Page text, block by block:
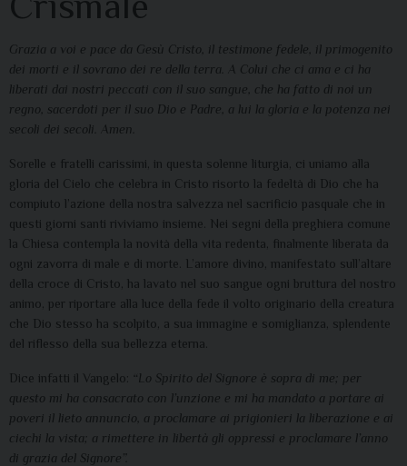
Grazia a voi e pace da Gesù Cristo, il testimone fedele, il primogenito
dei morti e il sovrano dei re della terra. A Colui che ci ama e ci ha
liberati dai nostri peccati con il suo sangue, che ha fatto di noi un
regno, sacerdoti per il suo Dio e Padre, a lui la gloria e la potenza nei
secoli dei secoli. Amen.
Sorelle e fratelli carissimi, in questa solenne liturgia, ci uniamo alla
gloria del Cielo che celebra in Cristo risorto la fedeltà di Dio che ha
compiuto l’azione della nostra salvezza nel sacrificio pasquale che in
questi giorni santi riviviamo insieme. Nei segni della preghiera comune
la Chiesa contempla la novità della vita redenta, finalmente liberata da
ogni zavorra di male e di morte. L’amore divino, manifestato sull’altare
della croce di Cristo, ha lavato nel suo sangue ogni bruttura del nostro
animo, per riportare alla luce della fede il volto originario della creatura
che Dio stesso ha scolpito, a sua immagine e somiglianza, splendente
del riflesso della sua bellezza eterna.
Dice infatti il Vangelo: “Lo Spirito del Signore è sopra di me; per
questo mi ha consacrato con l’unzione e mi ha mandato a portare ai
poveri il lieto annuncio, a proclamare ai prigionieri la liberazione e ai
ciechi la vista; a rimettere in libertà gli oppressi e proclamare l’anno
di grazia del Signore”.